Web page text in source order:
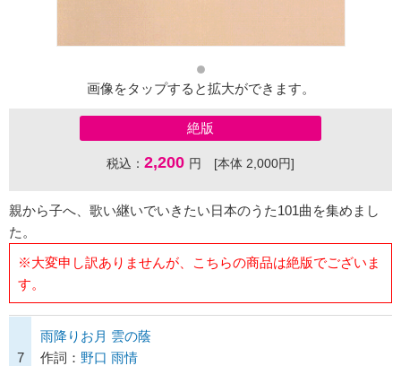
画像をタップすると拡大ができます。
絶版
税込： 2,200 円 [本体 2,000円]
親から子へ、歌い継いでいきたい日本のうた101曲を集めまし
た。
※大変申し訳ありませんが、こちらの商品は絶版でございま
す。
7
雨降りお月 雲の蔭
作詞： 野口 雨情